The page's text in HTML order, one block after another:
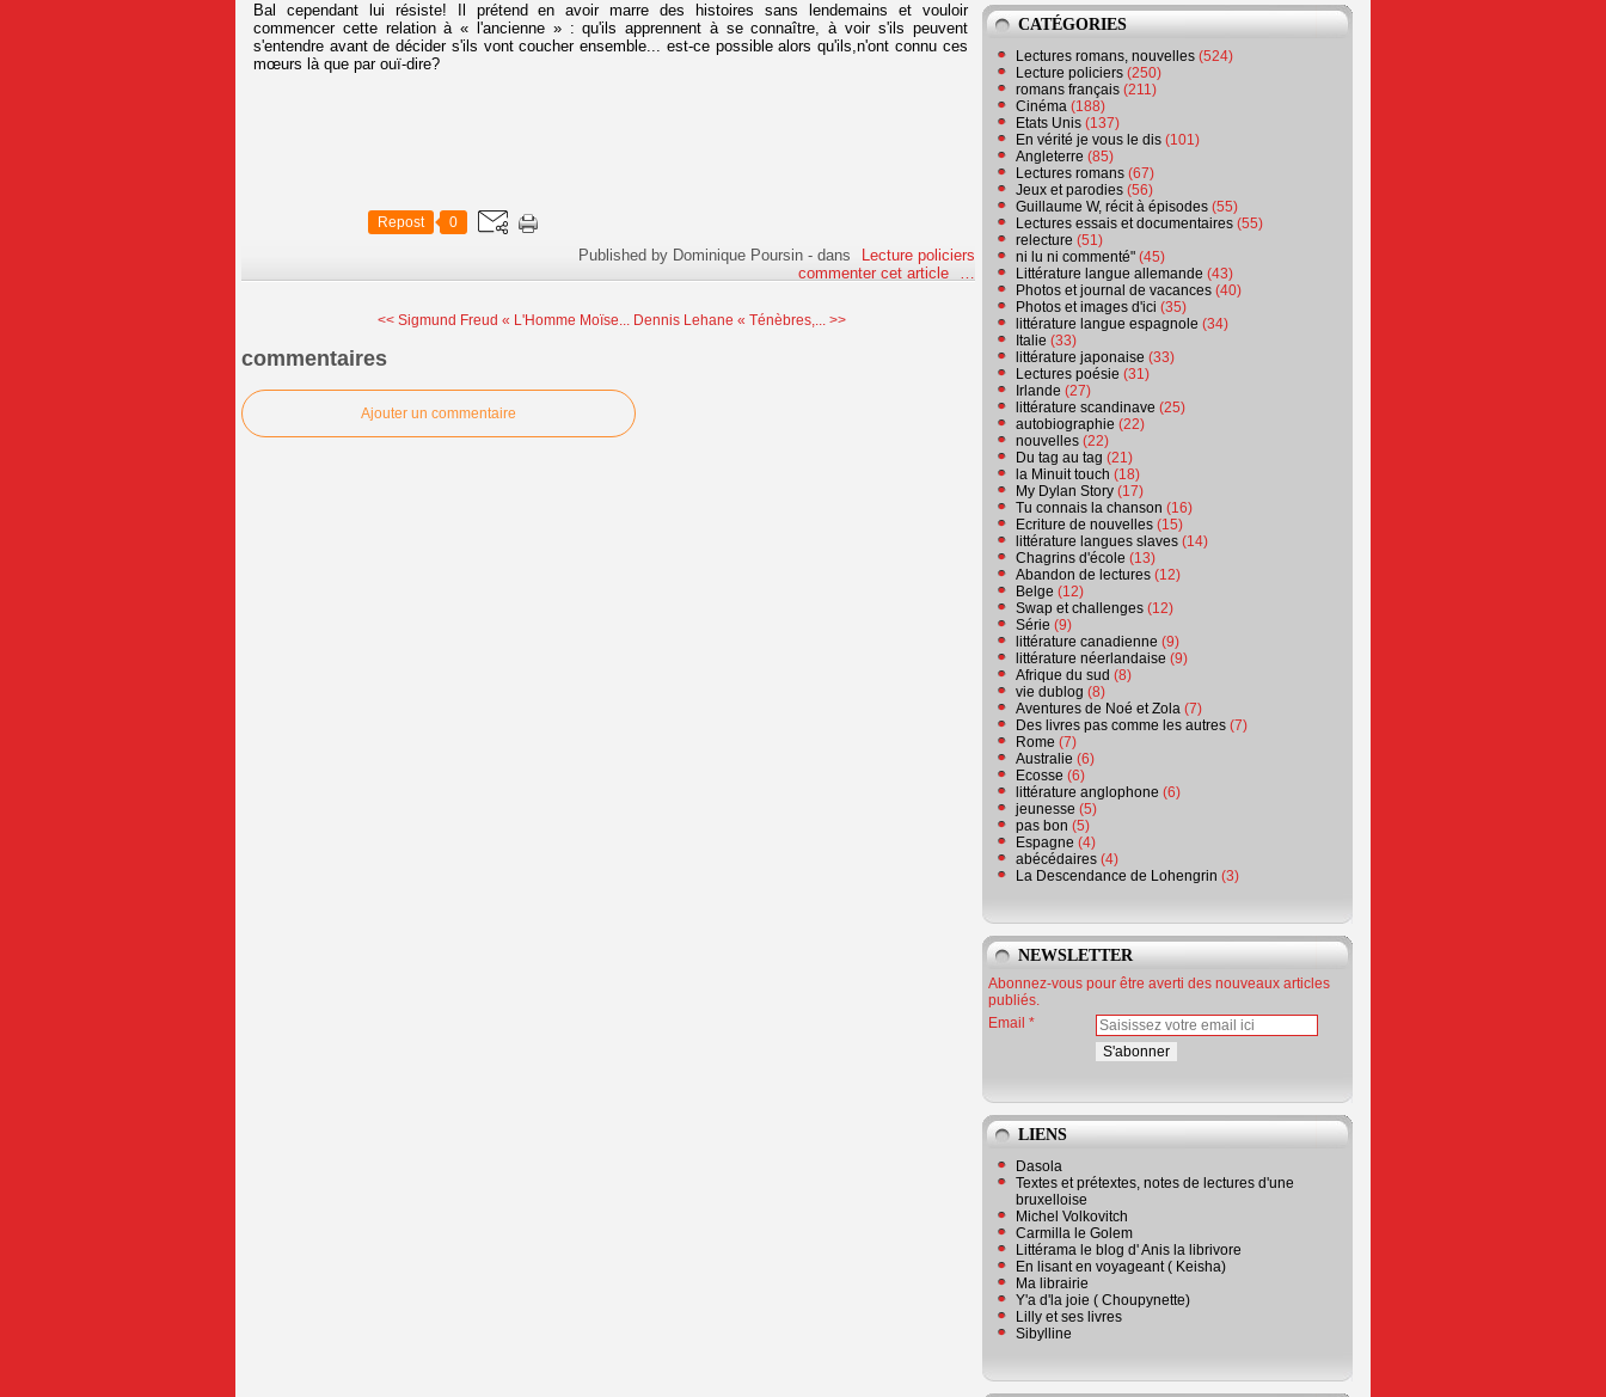
Bal cependant lui résiste! Il prétend en avoir marre des histoires sans lendemains et vouloir
commencer cette relation à « l'ancienne » : qu'ils apprennent à se connaître, à voir s'ils peuvent
s'entendre avant de décider s'ils vont coucher ensemble... est-ce possible alors qu'ils,n'ont connu ces
mœurs là que par ouï-dire?
Repost 0
Published by Dominique Poursin -dans
Lecture policiers
commenter cet article
…
<< Sigmund Freud « L'Homme Moïse... Dennis Lehane « Ténèbres,... >>
commentaires
Ajouter un commentaire
CATÉGORIES
Lectures romans, nouvelles (524)
Lecture policiers (250)
romans français (211)
Cinéma (188)
Etats Unis (137)
En vérité je vous le dis (101)
Angleterre (85)
Lectures romans (67)
Jeux et parodies (56)
Guillaume W, récit à épisodes (55)
Lectures essais et documentaires (55)
relecture (51)
ni lu ni commenté" (45)
Littérature langue allemande (43)
Photos et journal de vacances (40)
Photos et images d'ici (35)
littérature langue espagnole (34)
Italie (33)
littérature japonaise (33)
Lectures poésie (31)
Irlande (27)
littérature scandinave (25)
autobiographie (22)
nouvelles (22)
Du tag au tag (21)
la Minuit touch (18)
My Dylan Story (17)
Tu connais la chanson (16)
Ecriture de nouvelles (15)
littérature langues slaves (14)
Chagrins d'école (13)
Abandon de lectures (12)
Belge (12)
Swap et challenges (12)
Série (9)
littérature canadienne (9)
littérature néerlandaise (9)
Afrique du sud (8)
vie dublog (8)
Aventures de Noé et Zola (7)
Des livres pas comme les autres (7)
Rome (7)
Australie (6)
Ecosse (6)
littérature anglophone (6)
jeunesse (5)
pas bon (5)
Espagne (4)
abécédaires (4)
La Descendance de Lohengrin (3)
NEWSLETTER
Abonnez-vous pour être averti des nouveaux articles
publiés.
Email
LIENS
Dasola
Textes et prétextes, notes de lectures d'une
bruxelloise
Michel Volkovitch
Carmilla le Golem
Littérama le blog d' Anis la librivore
En lisant en voyageant ( Keisha)
Ma librairie
Y'a d'la joie ( Choupynette)
Lilly et ses livres
Sibylline